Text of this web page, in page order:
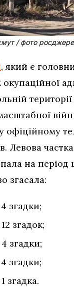
/ фото
, який є
офіційному
Левова
на період
згасала:
згадки;
згадок;
згадки;
згадки;
згадка.